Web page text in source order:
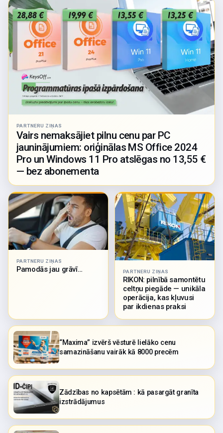
PARTNERU ZIŅAS
Vairs nemaksājiet pilnu cenu par PC
jauninājumiem: oriģinālas MS Office 2024
Pro un Windows 11 Pro atslēgas no 13,55 €
— bez abonementa
PARTNERU ZIŅAS
Pamodās jau grāvī… PARTNERU ZIŅAS
RIKON: pilnībā samontētu
celtņu piegāde — unikāla
operācija, kas kļuvusi
par ikdienas praksi
“Maxima” izvērš vēsturē lielāko cenu
samazināšanu vairāk kā 8000 precēm
Zādzības no kapsētām : kā pasargāt granīta
izstrādājumus